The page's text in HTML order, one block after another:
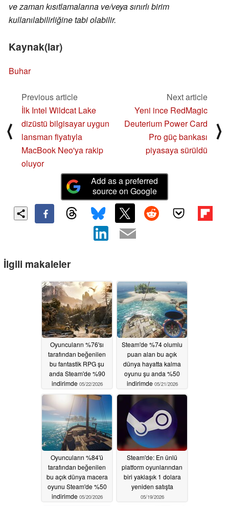
ve zaman kısıtlamalarına ve/veya sınırlı birim
kullanılabilirliğine tabi olabilir.
Kaynak(lar)
Buhar
⟨
Previous article
İlk Intel Wildcat Lake
dizüstü bilgisayar uygun
lansman fiyatıyla
MacBook Neo'ya rakip
oluyor
Next article
Yeni ince RedMagic
Deuterium Power Card
Pro güç bankası
piyasaya sürüldü
⟩
Add as a preferred
source on Google
İlgili makaleler
Oyuncuların %76'sı
tarafından beğenilen
bu fantastik RPG şu
anda Steam'de %90
indirimde 05/22/2026
Steam'de %74 olumlu
puan alan bu açık
dünya hayatta kalma
oyunu şu anda %50
indirimde 05/21/2026
Oyuncuların %84'ü
tarafından beğenilen
bu açık dünya macera
oyunu Steam'de %50
indirimde 05/20/2026
Steam'de: En ünlü
platform oyunlarından
biri yaklaşık 1 dolara
yeniden satışta
05/19/2026